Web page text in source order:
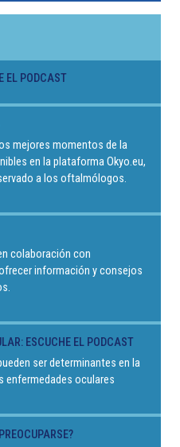
EL PODCAST
mejores momentos de la
en la plataforma Okyo.eu,
a los oftalmólogos.
colaboración con
información y consejos
ESCUCHE EL PODCAST
ser determinantes en la
enfermedades oculares